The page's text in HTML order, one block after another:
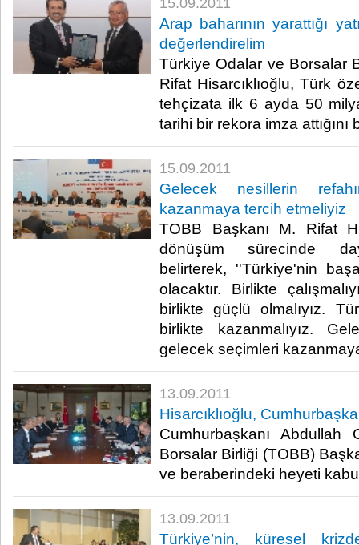
15.09.2011
Arap baharının yarattığı
değerlendirelim
Türkiye Odalar ve Borsalar
Rifat Hisarcıklıoğlu, Türk
tehçizata ilk 6 ayda 50
tarihi bir rekora imza attığını
15.09.2011
Gelecek nesillerin
kazanmaya tercih etmeliyiz
TOBB Başkanı M. Rifat
dönüşüm sürecinde
belirterek, ''Türkiye'nin
olacaktır. Birlikte
birlikte güçlü olmalıyız.
birlikte kazanmalıyız.
gelecek seçimleri
13.09.2011
Hisarcıklıoğlu,
Cumhurbaşkanı
Borsalar Birliği (TOBB)
ve beraberindeki heyeti
13.09.2011
Türkiye’nin, küresel